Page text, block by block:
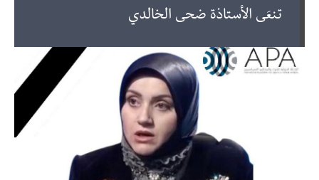
تنعَى الأستاذة ضحى الخالدي